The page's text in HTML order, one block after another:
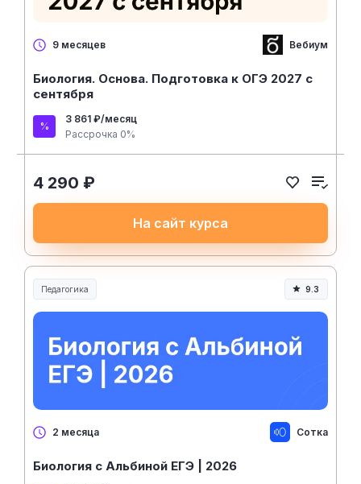
9 месяцев Вебиум
Биология. Основа. Подготовка к ОГЭ 2027 с
сентября
3 861 ₽/месяц
Рассрочка 0%
4 290 ₽
На сайт курса
Педагогика
Образование и педагогика
9.3
2 месяца Сотка
Биология с Альбиной ЕГЭ | 2026